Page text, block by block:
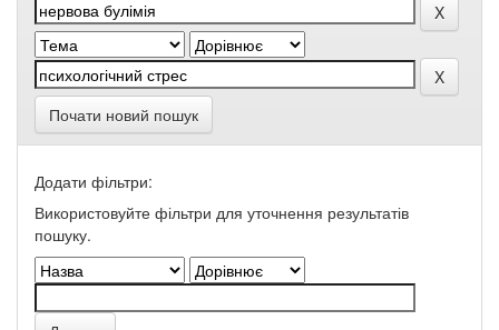
Почати новий пошук
Додати фільтри:
Використовуйте фільтри для уточнення результатів
пошуку.